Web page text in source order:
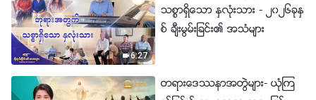
6:27
သစၥာရွိေသာ ႏွလုံးသား - ၂၀၂၆ခုႏွ
စ္ ခ်ီးမြမ္းျခင္း၏ အသံမ်ား
တရားေဒႆနာအတြဲမ်ား- ယုံၾက